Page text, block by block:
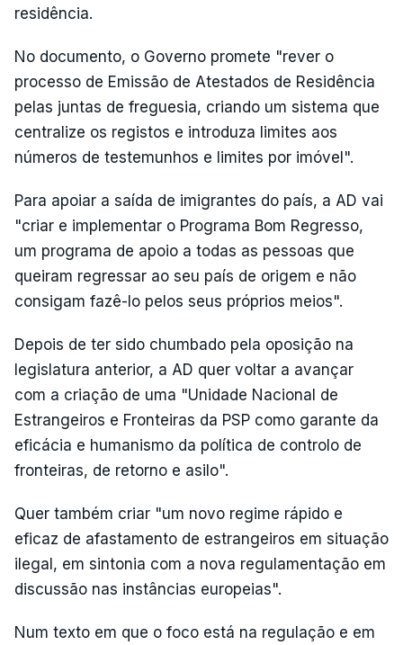
residência.
No documento, o Governo promete "rever o
processo de Emissão de Atestados de Residência
pelas juntas de freguesia, criando um sistema que
centralize os registos e introduza limites aos
números de testemunhos e limites por imóvel".
Para apoiar a saída de imigrantes do país, a AD vai
"criar e implementar o Programa Bom Regresso,
um programa de apoio a todas as pessoas que
queiram regressar ao seu país de origem e não
consigam fazê-lo pelos seus próprios meios".
Depois de ter sido chumbado pela oposição na
legislatura anterior, a AD quer voltar a avançar
com a criação de uma "Unidade Nacional de
Estrangeiros e Fronteiras da PSP como ga­rante da
eficácia e humanismo da política de controlo de
fronteiras, de retor­no e asilo".
Quer também criar "um novo regime rápido e
eficaz de afastamento de estrangeiros em situação
ilegal, em sintonia com a nova regulamentação em
discussão nas instâncias europeias".
Num texto em que o foco está na regulação e em